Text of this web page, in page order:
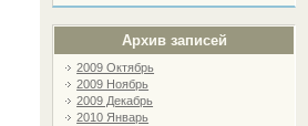
Архив записей
2009 Октябрь
2009 Ноябрь
2009 Декабрь
2010 Январь